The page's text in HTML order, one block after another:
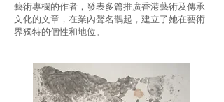
藝術專欄的作者，發表多篇推廣香港藝術及傳承
文化的文章，在業內聲名鵲起，建立了她在藝術
界獨特的個性和地位。